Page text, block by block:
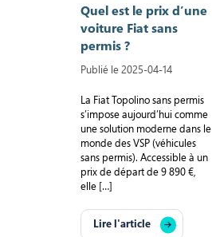
Quel est le prix d’une
voiture Fiat sans
permis ?
Publié le 2025-04-14
La Fiat Topolino sans permis
s’impose aujourd’hui comme
une solution moderne dans le
monde des VSP (véhicules
sans permis). Accessible à un
prix de départ de 9 890 €,
elle […]
Lire l'article